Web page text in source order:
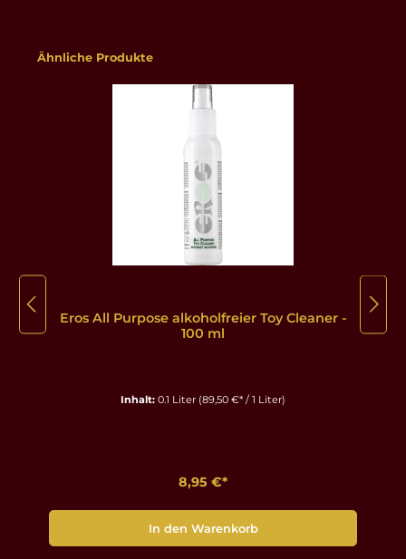
Produktgalerie überspringen
Ähnliche Produkte
Eros All Purpose alkoholfreier Toy Cleaner -
100 ml
Inhalt: 0.1 Liter (89,50 €* / 1 Liter)
8,95 €*
In den Warenkorb